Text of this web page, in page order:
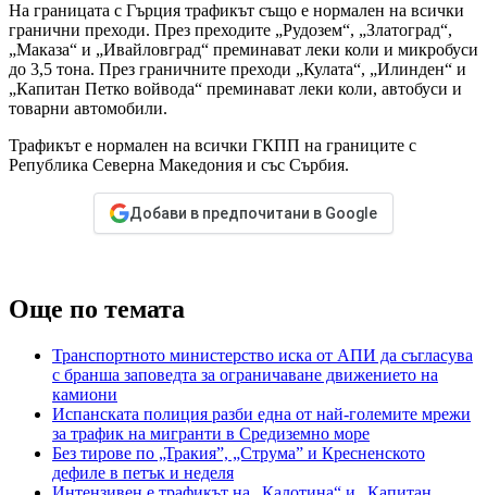
На границата с Гърция трафикът също е нормален на всички
гранични преходи. През преходите „Рудозем“, „Златоград“,
„Маказа“ и „Ивайловград“ преминават леки коли и микробуси
до 3,5 тона. През граничните преходи „Кулата“, „Илинден“ и
„Капитан Петко войвода“ преминават леки коли, автобуси и
товарни автомобили.
Трафикът е нормален на всички ГКПП на границите с
Република Северна Македония и със Сърбия.
Добави в предпочитани в Google
Още по темата
Транспортното министерство иска от АПИ да съгласува
с бранша заповедта за ограничаване движението на
камиони
Испанската полиция разби една от най-големите мрежи
за трафик на мигранти в Средиземно море
Без тирове по „Тракия”, „Струма” и Кресненското
дефиле в петък и неделя